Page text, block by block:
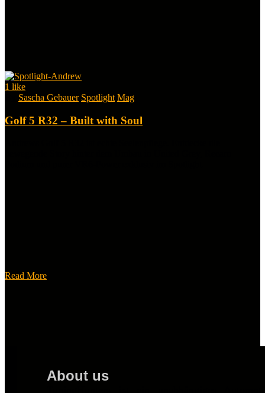
1 like
Sascha Gebauer Spotlight Mag
Golf 5 R32 – Built with Soul
Read More
About us